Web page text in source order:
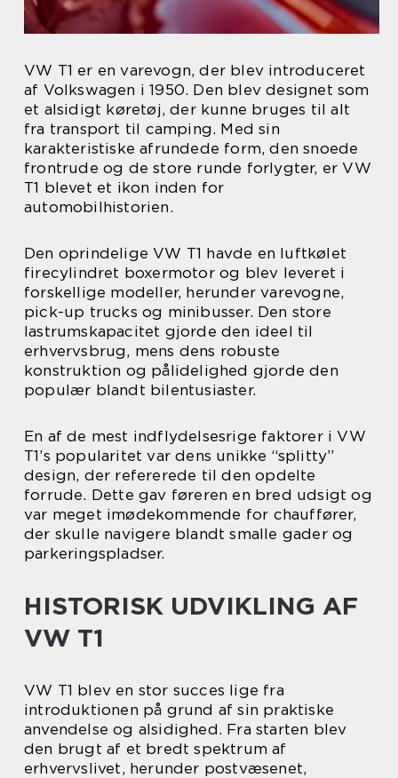
VW T1 er en varevogn, der blev introduceret
af Volkswagen i 1950. Den blev designet som
et alsidigt køretøj, der kunne bruges til alt
fra transport til camping. Med sin
karakteristiske afrundede form, den snoede
frontrude og de store runde forlygter, er VW
T1 blevet et ikon inden for
automobilhistorien.
Den oprindelige VW T1 havde en luftkølet
firecylindret boxermotor og blev leveret i
forskellige modeller, herunder varevogne,
pick-up trucks og minibusser. Den store
lastrumskapacitet gjorde den ideel til
erhvervsbrug, mens dens robuste
konstruktion og pålidelighed gjorde den
populær blandt bilentusiaster.
En af de mest indflydelsesrige faktorer i VW
T1’s popularitet var dens unikke “splitty”
design, der refererede til den opdelte
forrude. Dette gav føreren en bred udsigt og
var meget imødekommende for chauffører,
der skulle navigere blandt smalle gader og
parkeringspladser.
HISTORISK UDVIKLING AF
VW T1
VW T1 blev en stor succes lige fra
introduktionen på grund af sin praktiske
anvendelse og alsidighed. Fra starten blev
den brugt af et bredt spektrum af
erhvervslivet, herunder postvæsenet,